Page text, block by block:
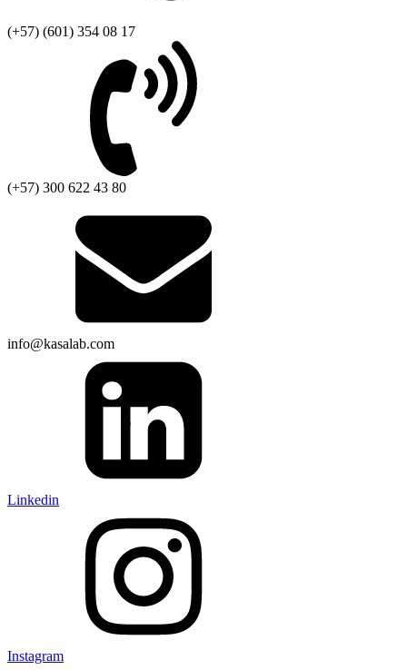
(+57) (601) 354 08 17
(+57) 300 622 43 80
info@kasalab.com
Linkedin
Instagram